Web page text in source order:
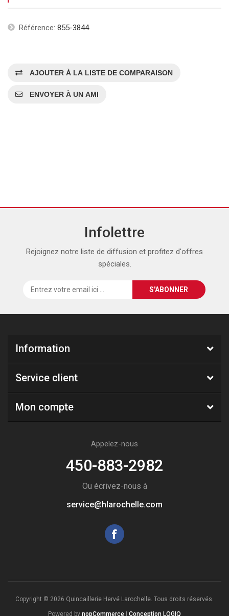
Référence: 855-3844
AJOUTER À LA LISTE DE COMPARAISON
ENVOYER À UN AMI
Infolettre
Rejoignez notre liste de diffusion et profitez d'offres
spéciales.
Information
Service client
Mon compte
Appelez-nous
450-883-2982
Ou écrivez-nous à
service@hlarochelle.com
Copyright © 2026 Quincaillerie Hervé Larochelle. Tous droits réservés.
Powered by nopCommerce Conception LOGIQ